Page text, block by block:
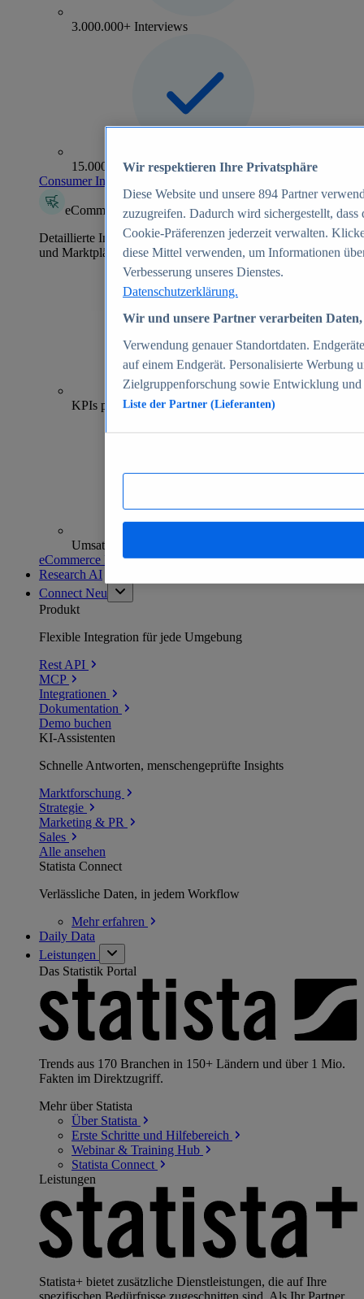
3.000.000+ Interviews
15.000+ Marken
Consumer Insights entdecken
eCommerce Insights
Detaillierte Informationen zu mehr als 39.000 Online-Shops
und Marktplätzen
70+
KPIs pro Shop
Umsatzanalysen und -prognosen
eCommerce Insights entdecken
Research AI
Connect Neu
Produkt
Flexible Integration für jede Umgebung
Rest API
MCP
Integrationen
Dokumentation
Demo buchen
KI-Assistenten
Schnelle Antworten, menschengeprüfte Insights
Marktforschung
Strategie
Marketing & PR
Sales
Alle ansehen
Statista Connect
Verlässliche Daten, in jedem Workflow
Mehrerfahren
Daily Data
Leistungen
Das Statistik Portal
Trends aus 170 Branchen in 150+ Ländern und über 1 Mio.
Fakten im Direktzugriff.
Mehr über Statista
Über Statista
Erste Schritte und Hilfebereich
Webinar & Training Hub
Statista Connect
Leistungen
Statista+ bietet zusätzliche Dienstleistungen, die auf Ihre
spezifischen Bedürfnisse zugeschnitten sind. Als Ihr Partner
Wir respektieren Ihre Privatsphäre
Diese Website und unsere 894 Partner
zuzugreifen. Dadurch wird sichergestellt,
Cookie-Präferenzen jederzeit verwalten.
diese Mittel verwenden, um Informationen
Verbesserung unseres Dienstes.
Datenschutzerklärung.
Wir und unsere Partner verarbeiten
Verwendung genauer Standortdaten.
auf einem Endgerät. Personalisierte Werbung
Zielgruppenforschung sowie Entwicklung
Liste der Partner (Lieferanten)